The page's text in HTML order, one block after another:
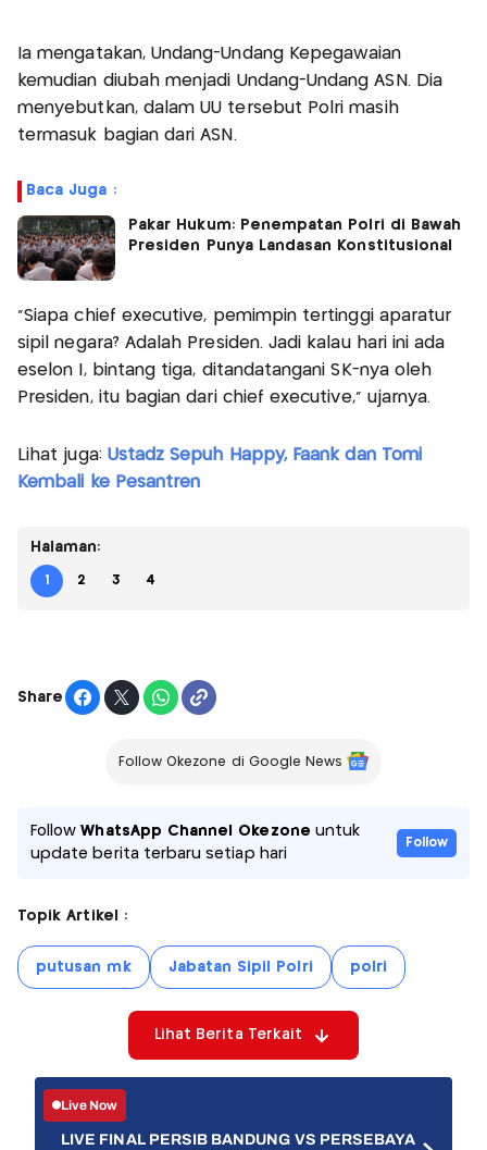
Ia mengatakan, Undang-Undang Kepegawaian
kemudian diubah menjadi Undang-Undang ASN. Dia
menyebutkan, dalam UU tersebut Polri masih
termasuk bagian dari ASN.
Baca Juga :
Pakar Hukum: Penempatan Polri di Bawah
Presiden Punya Landasan Konstitusional
“Siapa chief executive, pemimpin tertinggi aparatur
sipil negara? Adalah Presiden. Jadi kalau hari ini ada
eselon I, bintang tiga, ditandatangani SK-nya oleh
Presiden, itu bagian dari chief executive,” ujarnya.
Lihat juga: Ustadz Sepuh Happy, Faank dan Tomi
Kembali ke Pesantren
Halaman:
1 2 3 4
Share
Follow Okezone di Google News
FollowWhatsApp Channel Okezone untuk
update berita terbaru setiap hari
Follow
Topik Artikel :
putusan mk Jabatan Sipil Polri polri
Lihat Berita Terkait
Live Now
LIVE FINAL PERSIB BANDUNG VS PERSEBAYA